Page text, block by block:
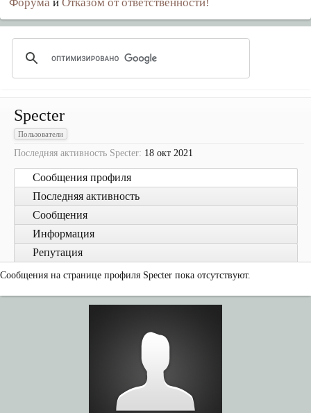
Specter
Пользователи
Последняя активность Specter: 18 окт 2021
Сообщения профиля
Последняя активность
Сообщения
Информация
Репутация
Сообщения на странице профиля Specter пока отсутствуют.